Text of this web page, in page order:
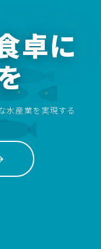
卓に
水産業を実現する